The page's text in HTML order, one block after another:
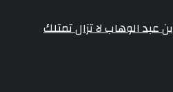
عبد الوهاب لا تزال تمتلك